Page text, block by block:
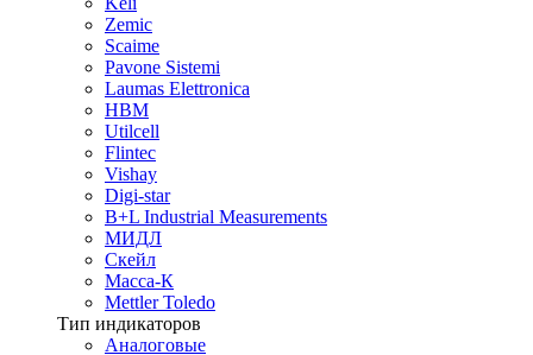
Zemic
Scaime
Pavone Sistemi
Laumas Elettronica
HBM
Utilcell
Flintec
Vishay
Digi-star
B+L Industrial Measurements
МИДЛ
Скейл
Масса-К
Mettler Toledo
Тип индикаторов
Аналоговые